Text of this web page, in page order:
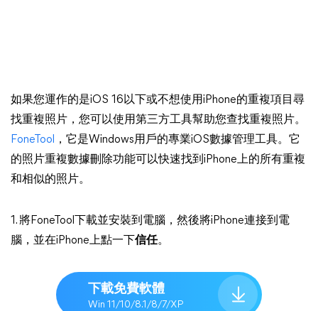
如果您運作的是iOS 16以下或不想使用iPhone的重複項目尋
找重複照片，您可以使用第三方工具幫助您查找重複照片。
FoneTool
，它是Windows用戶的專業iOS數據管理工具。它
的照片重複數據刪除功能可以快速找到iPhone上的所有重複
和相似的照片。
1. 將FoneTool下載並安裝到電腦，然後將iPhone連接到電
腦，並在iPhone上點一下信任。
下載免費軟體
Win 11/10/8.1/8/7/XP